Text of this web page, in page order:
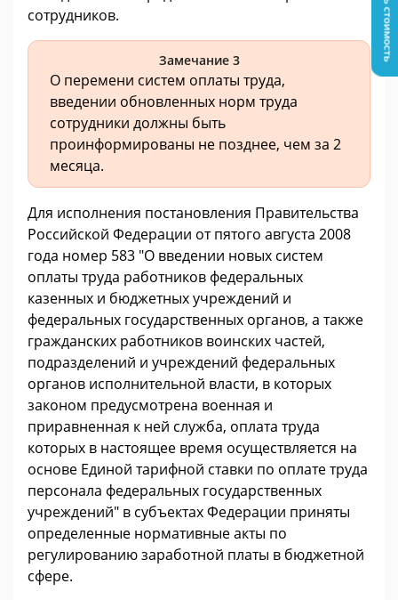
сотрудников.
Замечание 3
О перемени систем оплаты труда,
введении обновленных норм труда
сотрудники должны быть
проинформированы не позднее, чем за 2
месяца.
Для исполнения постановления Правительства
Российской Федерации от пятого августа 2008
года номер 583 "О введении новых систем
оплаты труда работников федеральных
казенных и бюджетных учреждений и
федеральных государственных органов, а также
гражданских работников воинских частей,
подразделений и учреждений федеральных
органов исполнительной власти, в которых
законом предусмотрена военная и
приравненная к ней служба, оплата труда
которых в настоящее время осуществляется на
основе Единой тарифной ставки по оплате труда
персонала федеральных государственных
учреждений" в субъектах Федерации приняты
определенные нормативные акты по
регулированию заработной платы в бюджетной
сфере.